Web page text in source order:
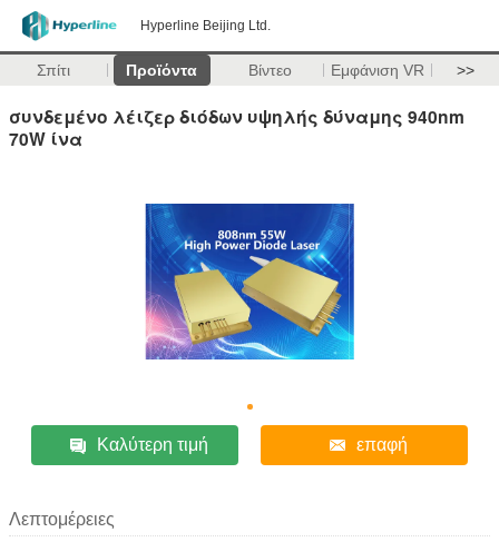
Hyperline Beijing Ltd.
Σπίτι Προϊόντα Βίντεο Εμφάνιση VR >>
συνδεμένο λέιζερ διόδων υψηλής δύναμης 940nm
70W ίνα
Καλύτερη τιμή επαφή
Λεπτομέρειες